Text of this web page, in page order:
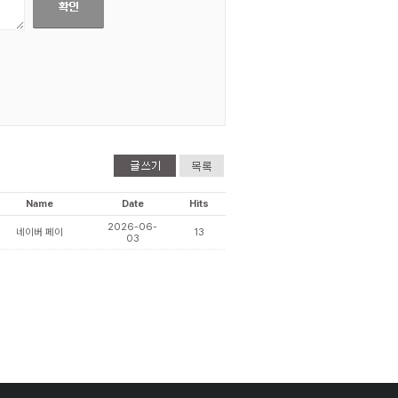
Name Date Hits
네이버 페이
2026-06-
03
13